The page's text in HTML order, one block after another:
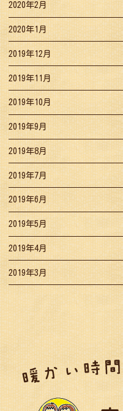
2020年2月
2020年1月
2019年12月
2019年11月
2019年10月
2019年9月
2019年8月
2019年7月
2019年6月
2019年5月
2019年4月
2019年3月